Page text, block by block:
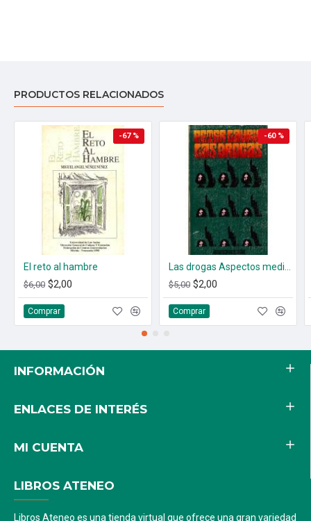
PRODUCTOS RELACIONADOS
-67 %
El reto al hambre
$6,00 $2,00
Comprar
-60 %
$5,00 $2,00
Comprar
INFORMACIÓN
ENLACES DE INTERÉS
MI CUENTA
LIBROS ATENEO
Libros Ateneo es una tienda virtual que ofrece una gran variedad